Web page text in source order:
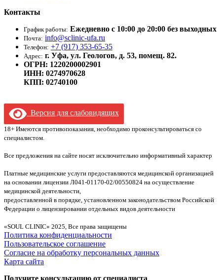
Контакты
График работы: Ежедневно с 10:00 до 20:00 без выходных
Почта: info@sclinic-ufa.ru
Телефон: +7 (917) 353-65-35
Адрес: г. Уфа, ул. Геологов, д. 53, помещ. 82.
ОГРН: 1220200002901
ИНН: 0274970628
КПП: 02740100
Версия для слабовидящих
18+ Имеются противопоказания, необходимо проконсультироваться со
специалистом.
Все предложения на сайте носят исключительно информативный характер
Платные медицинские услуги предоставляются медицинской организацией
на основании лицензии Л041-01170-02/00550824 на осуществление
медицинской деятельности,
предоставленной в порядке, установленном законодательством Российской
Федерации о лицензировании отдельных видов деятельности
«SOUL CLINIC» 2025, Все права защищены
Политика конфиденциальности
Пользовательское соглашение
Согласие на обработку персональных данных
Карта сайта
Получите консультацию от специалиста